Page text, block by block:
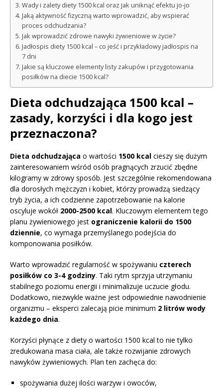
Wady i zalety diety 1500 kcal oraz jak uniknąć efektu jo-jo
Jaką aktywność fizyczną warto wprowadzić, aby wspierać
proces odchudzania?
Jak wprowadzić zdrowe nawyki żywieniowe w życie?
Jadłospis diety 1500 kcal – co jeść i przykładowy jadłospis na
7 dni
Jakie są kluczowe elementy listy zakupów i przygotowania
posiłków na diecie 1500 kcal?
Dieta odchudzająca 1500 kcal –
zasady, korzyści i dla kogo jest
przeznaczona?
Dieta odchudzająca o wartości 1500 kcal cieszy się dużym
zainteresowaniem wśród osób pragnących zrzucić zbędne
kilogramy w zdrowy sposób. Jest szczególnie rekomendowana
dla dorosłych mężczyzn i kobiet, którzy prowadzą siedzący
tryb życia, a ich codzienne zapotrzebowanie na kalorie
oscyluje wokół 2000-2500 kcal. Kluczowym elementem tego
planu żywieniowego jest ograniczenie kalorii do 1500
dziennie, co wymaga przemyślanego podejścia do
komponowania posiłków.
Warto wprowadzić regularność w spożywaniu czterech
posiłków co 3-4 godziny. Taki rytm sprzyja utrzymaniu
stabilnego poziomu energii i minimalizuje uczucie głodu.
Dodatkowo, niezwykle ważne jest odpowiednie nawodnienie
organizmu – eksperci zalecają picie minimum 2 litrów wody
każdego dnia.
Korzyści płynące z diety o wartości 1500 kcal to nie tylko
zredukowana masa ciała, ale także rozwijanie zdrowych
nawyków żywieniowych. Plan ten zachęca do:
spożywania dużej ilości warzyw i owoców,